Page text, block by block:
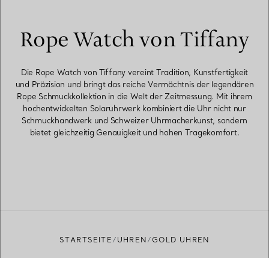
Rope Watch von Tiffany
Die Rope Watch von Tiffany vereint Tradition, Kunstfertigkeit
und Präzision und bringt das reiche Vermächtnis der legendären
Rope Schmuckkollektion in die Welt der Zeitmessung. Mit ihrem
hochentwickelten Solaruhrwerk kombiniert die Uhr nicht nur
Schmuckhandwerk und Schweizer Uhrmacherkunst, sondern
bietet gleichzeitig Genauigkeit und hohen Tragekomfort.
STARTSEITE UHREN GOLD UHREN